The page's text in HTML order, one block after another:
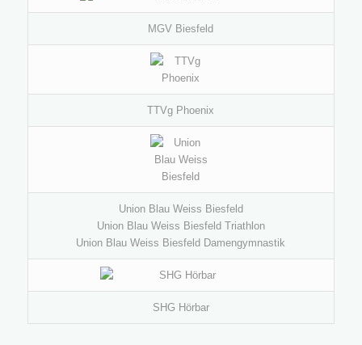
MGV Biesfeld
TTVg Phoenix
Union Blau Weiss Biesfeld
Union Blau Weiss Biesfeld Triathlon
Union Blau Weiss Biesfeld Damengymnastik
SHG Hörbar